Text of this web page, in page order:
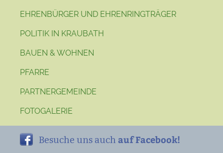
EHRENBÜRGER UND EHRENRINGTRÄGER
POLITIK IN KRAUBATH
BAUEN & WOHNEN
PFARRE
PARTNERGEMEINDE
FOTOGALERIE
Besuche uns auch auf Facebook!